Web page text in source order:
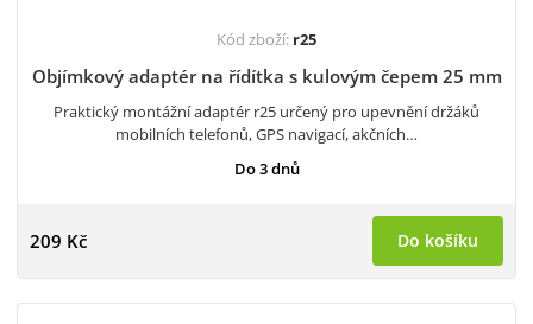
Kód zboží: r25
Objímkový adaptér na řídítka s kulovým čepem 25 mm
Praktický montážní adaptér r25 určený pro upevnění držáků
mobilních telefonů, GPS navigací, akčních…
Do 3 dnů
209 Kč Do košíku